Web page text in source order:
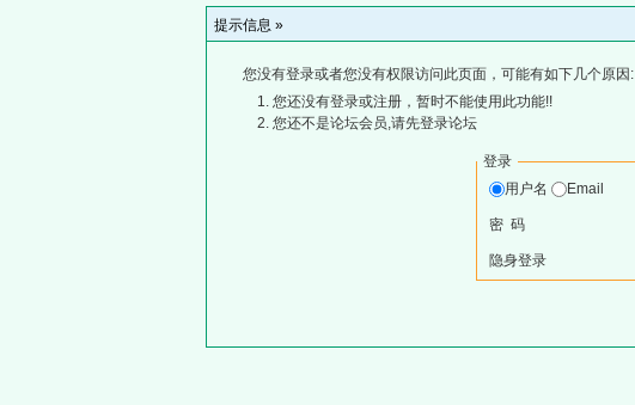
提示信息 »
您没有登录或者您没有权限访问此页面，可能有如下几个原因:
您还没有登录或注册，暂时不能使用此功能!!
您还不是论坛会员,请先登录论坛
登录
用户名
Email
密 码
隐身登录